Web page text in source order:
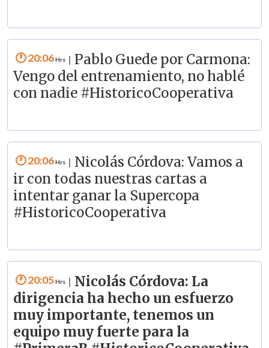
20:06
Pablo Guede por Carmona:
Vengo del entrenamiento, no hablé
con nadie #HistoricoCooperativa
20:06
Nicolás Córdova: Vamos a
ir con todas nuestras cartas a
intentar ganar la Supercopa
#HistoricoCooperativa
20:05
Nicolás Córdova: La
dirigencia ha hecho un esfuerzo
muy importante, tenemos un
equipo muy fuerte para la